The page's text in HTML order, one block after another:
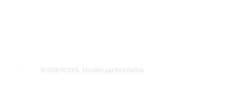
© 2026 RCOOL. Minden jog fenntartva.